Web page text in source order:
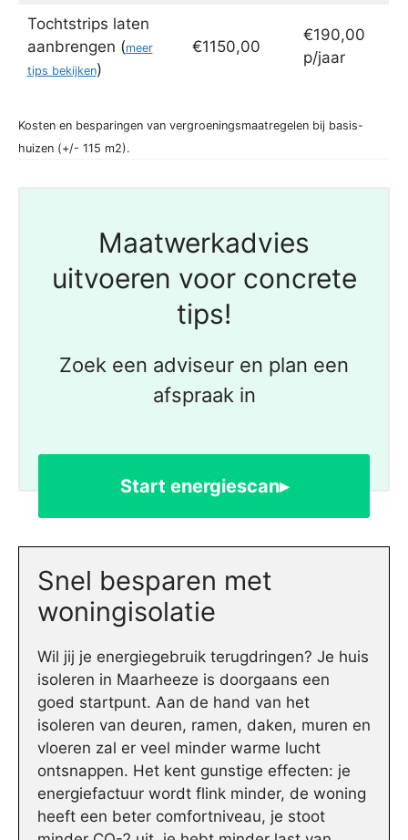
Tochtstrips laten
aanbrengen (meer
tips bekijken)
€1150,00
€190,00
p/jaar
Kosten en besparingen van vergroeningsmaatregelen bij basis-
huizen (+/- 115 m2).
Maatwerkadvies
uitvoeren voor concrete
tips!
Zoek een adviseur en plan een
afspraak in
Start energiescan▸
Snel besparen met
woningisolatie
Wil jij je energiegebruik terugdringen? Je huis
isoleren in Maarheeze is doorgaans een
goed startpunt. Aan de hand van het
isoleren van deuren, ramen, daken, muren en
vloeren zal er veel minder warme lucht
ontsnappen. Het kent gunstige effecten: je
energiefactuur wordt flink minder, de woning
heeft een beter comfortniveau, je stoot